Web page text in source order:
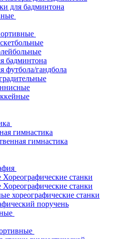
для бадминтона
бадминтона
футбола/гандбола
гимнастика
гимнастика
Хореографические станки
Хореографические станки
хореографические станки
поручень